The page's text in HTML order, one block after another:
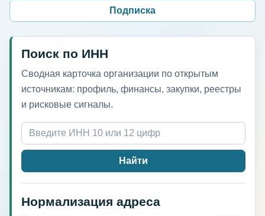
Подписка
Поиск по ИНН
Сводная карточка организации по открытым
источникам: профиль, финансы, закупки, реестры
и рисковые сигналы.
Найти
Нормализация адреса